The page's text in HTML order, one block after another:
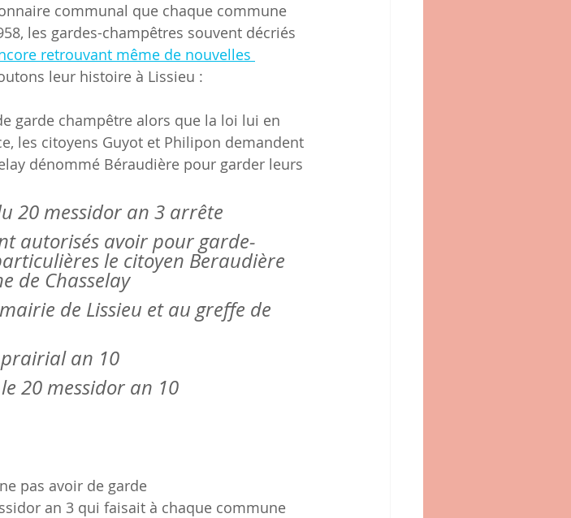
communal que chaque commune
les gardes-champêtres souvent décriés
retrouvant même de nouvelles
leur histoire à Lissieu :
les citoyens Guyot et Philipon demandent
dénommé Béraudière pour garder leurs
20 messidor an 3 arrête
autorisés avoir pour garde-
le citoyen Beraudière
de Chasselay
de Lissieu et au greffe de
an 10
20 messidor an 10
pas avoir de garde
an 3 qui faisait à chaque commune